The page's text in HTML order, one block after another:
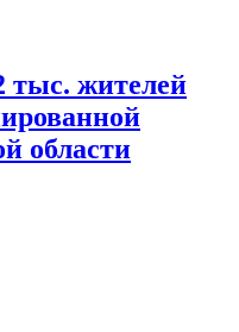
тыс. жителей
области